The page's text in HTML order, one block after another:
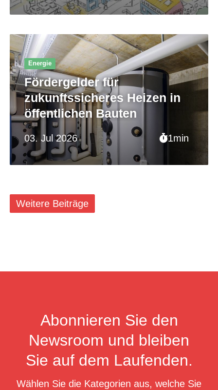
03. Jul 2026 1min
Energie
Fördergelder für
zukunftssicheres Heizen in
öffentlichen Bauten
Weitere Beiträge
Abonnieren Sie den
Newsroom und bleiben
Sie auf dem Laufenden.
Wählen Sie die Kategorien aus, welche Sie